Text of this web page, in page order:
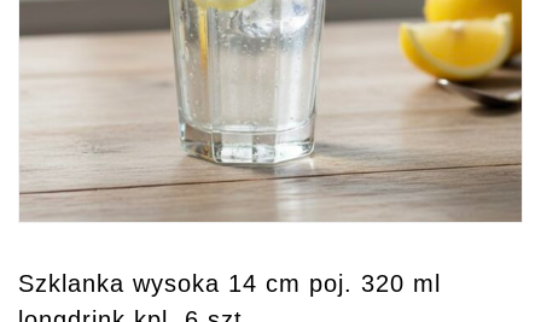
Szklanka wysoka 14 cm poj. 320 ml